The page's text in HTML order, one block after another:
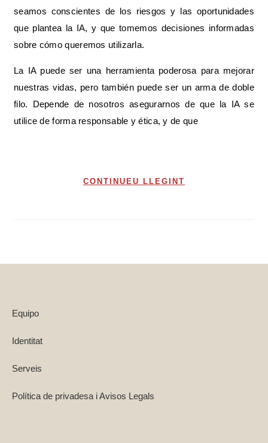
seamos conscientes de los riesgos y las oportunidades
que plantea la IA, y que tomemos decisiones informadas
sobre cómo queremos utilizarla.
La IA puede ser una herramienta poderosa para mejorar
nuestras vidas, pero también puede ser un arma de doble
filo. Depende de nosotros asegurarnos de que la IA se
utilice de forma responsable y ética, y de que
CONTINUEU LLEGINT
Equipo
Identitat
Serveis
Política de privadesa i Avisos Legals